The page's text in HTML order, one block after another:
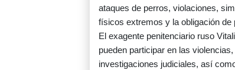
ataques de perros, violaciones,
físicos extremos y la obligación
El exagente penitenciario ruso
pueden participar en las
investigaciones judiciales, así